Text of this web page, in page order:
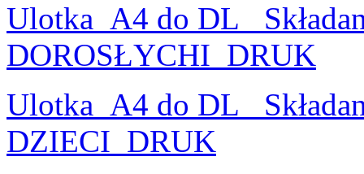
Ulotka_A4 do DL_
DOROSŁYCHI_DRUK
Ulotka_A4 do DL_
DZIECI_DRUK